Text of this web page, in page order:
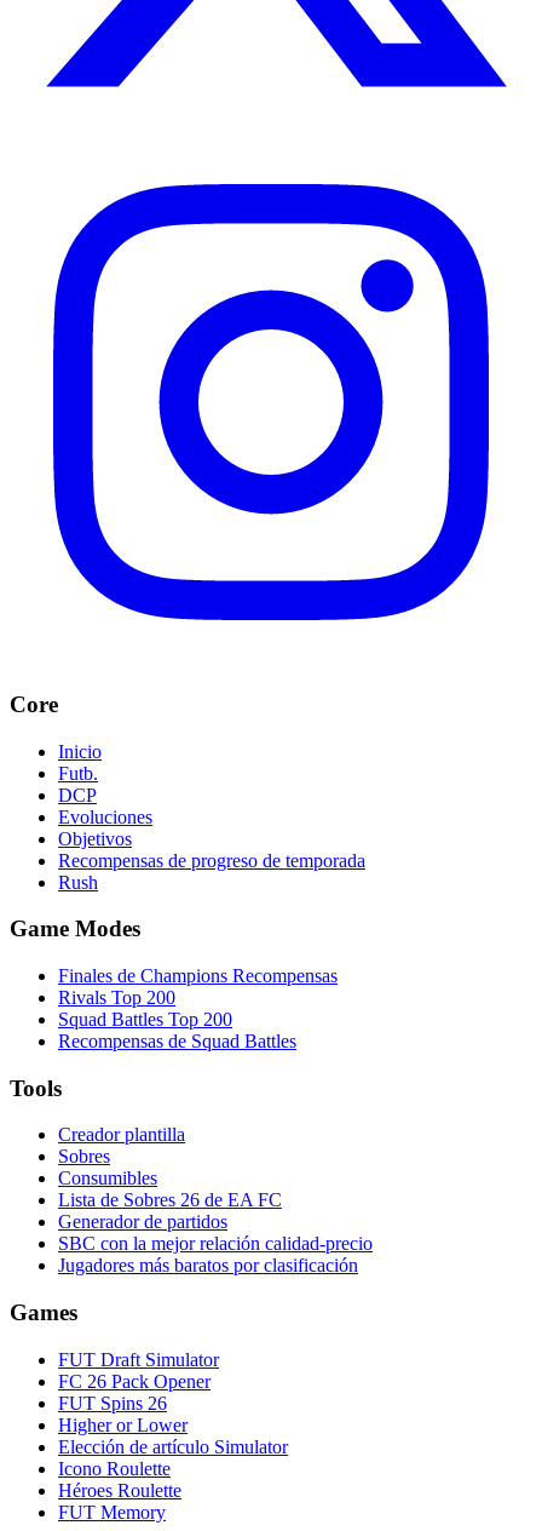
Core
Inicio
Futb.
DCP
Evoluciones
Objetivos
Recompensas de progreso de temporada
Rush
Game Modes
Finales de Champions Recompensas
Rivals Top 200
Squad Battles Top 200
Recompensas de Squad Battles
Tools
Creador plantilla
Sobres
Consumibles
Lista de Sobres 26 de EA FC
Generador de partidos
SBC con la mejor relación calidad-precio
Jugadores más baratos por clasificación
Games
FUT Draft Simulator
FC 26 Pack Opener
FUT Spins 26
Higher or Lower
Elección de artículo Simulator
Icono Roulette
Héroes Roulette
FUT Memory